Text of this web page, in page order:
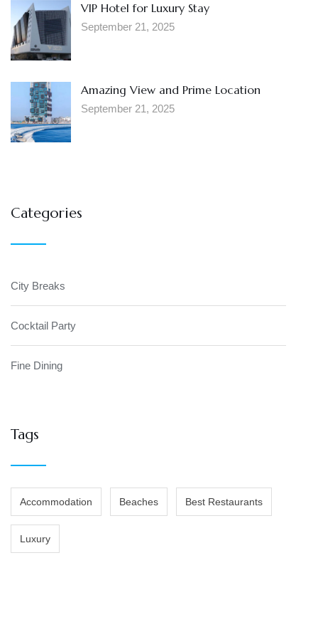
VIP Hotel for Luxury Stay
September 21, 2025
Amazing View and Prime Location
September 21, 2025
Categories
City Breaks
Cocktail Party
Fine Dining
Tags
Accommodation Beaches Best Restaurants
Luxury